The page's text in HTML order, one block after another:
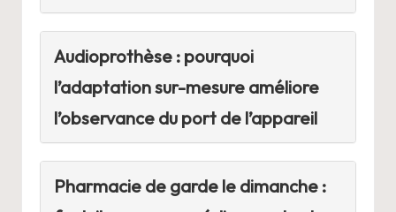
Audioprothèse : pourquoi
l’adaptation sur-mesure améliore
l’observance du port de l’appareil
Pharmacie de garde le dimanche :